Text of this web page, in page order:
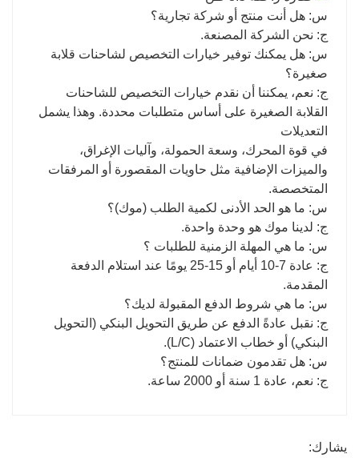
س: هل أنت منتج أو شركة تجارية؟
ج: نحن الشركة المصنعة.
س: هل يمكنك توفير خيارات التخصيص لشاحنات قلابة
صغيرة؟
ج: نعم، يمكننا أن نقدم خيارات التخصيص للشاحنات
القلابة الصغيرة على أساس متطلبات محددة. وهذا يشمل
التعديلات
في قوة المحرك، وسعة الحمولة، وآليات الإغراق،
والميزات الإضافية مثل حاويات المقصورة أو المرفقات
المتخصصة.
س: ما هو الحد الأدنى لكمية الطلب (موك)؟
ج: لدينا موك هو وحدة واحدة.
س: ما هي المهلة الزمنية للطلبات ؟
ج: عادة 7-10 أيام أو 15-25 يومًا عند استلام الدفعة
المقدمة.
س: ما هي شروط الدفع المقبولة لديك؟
ج: نقبل عادةً الدفع عن طريق التحويل البنكي (التحويل
البنكي) أو خطاب الاعتماد (L/C).
س: هل تقدمون ضمانات للمنتج؟
ج: نعم، عادة 1 سنة أو 2000 ساعة.
يشارك: